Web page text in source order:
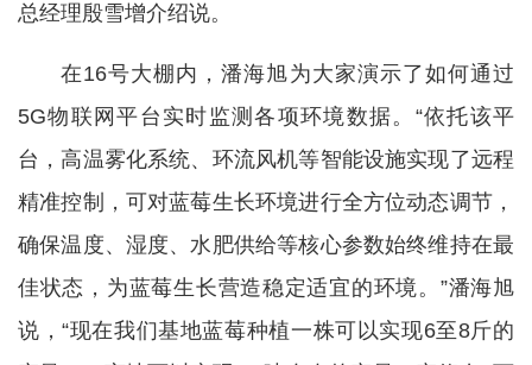
总经理殷雪增介绍说。
在16号大棚内，潘海旭为大家演示了如何通过
5G物联网平台实时监测各项环境数据。“依托该平
台，高温雾化系统、环流风机等智能设施实现了远程
精准控制，可对蓝莓生长环境进行全方位动态调节，
确保温度、湿度、水肥供给等核心参数始终维持在最
佳状态，为蓝莓生长营造稳定适宜的环境。”潘海旭
说，“现在我们基地蓝莓种植一株可以实现6至8斤的